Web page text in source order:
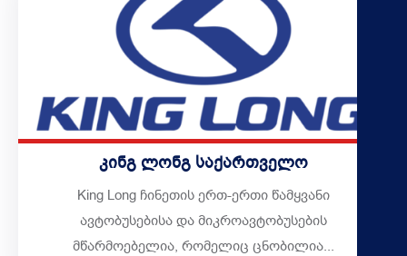
კინგ ლონგ საქართველო
King Long ჩინეთის ერთ-ერთი წამყვანი
ავტობუსებისა და მიკროავტობუსების
მწარმოებელია, რომელიც ცნობილია...